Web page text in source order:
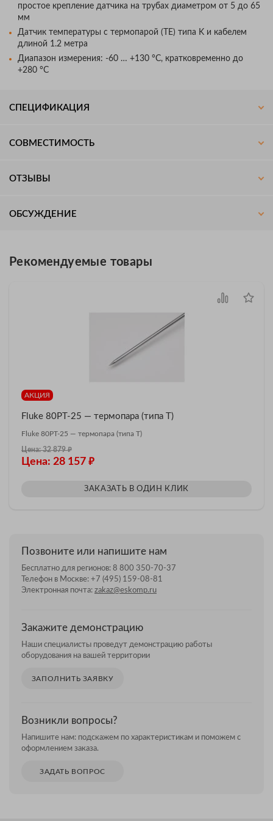
простое крепление датчика на трубах диаметром от 5 до 65
мм
Датчик температуры с термопарой (TE) типа K и кабелем
длиной 1.2 метра
Диапазон измерения: -60 … +130 °C, кратковременно до
+280 °C
СПЕЦИФИКАЦИЯ
СОВМЕСТИМОСТЬ
ОТЗЫВЫ
ОБСУЖДЕНИЕ
Рекомендуемые товары
АКЦИЯ
Fluke 80PT-25 — термопара (типа T)
Fluke 80PT-25 — термопара (типа T)
Цена: 32 879₽
Цена: 28 157 ₽
ЗАКАЗАТЬ В ОДИН КЛИК
Позвоните или напишите нам
Бесплатно для регионов: 8 800 350-70-37
Телефон в Москве: +7 (495) 159-08-81
Электронная почта: zakaz@eskomp.ru
Закажите демонстрацию
Наши специалисты проведут демонстрацию работы
оборудования на вашей территории
ЗАПОЛНИТЬ ЗАЯВКУ
Возникли вопросы?
Напишите нам: подскажем по характеристикам и поможем с
оформлением заказа.
ЗАДАТЬ ВОПРОС